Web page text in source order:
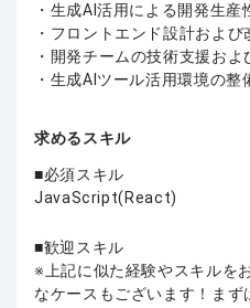
・生成AI活用による開発生産
・フロントエンド設計および
・開発チームの技術支援およ
・生成AIツール活用環境の整
求めるスキル
必須スキル
JavaScript(React)
歓迎スキル
上記に似た経験やスキルを
なケースもございます！まず